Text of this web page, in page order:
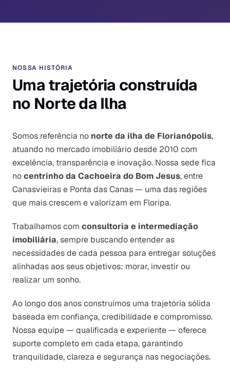
NOSSA HISTÓRIA
Uma trajetória construída
no Norte da Ilha
Somos referência no norte da ilha de Florianópolis,
atuando no mercado imobiliário desde 2010 com
excelência, transparência e inovação. Nossa sede fica
nocentrinho da Cachoeira do Bom Jesus, entre
Canasvieiras e Ponta das Canas — uma das regiões
que mais crescem e valorizam em Floripa.
Trabalhamos com consultoria e intermediação
imobiliária, sempre buscando entender as
necessidades de cada pessoa para entregar soluções
alinhadas aos seus objetivos: morar, investir ou
realizar um sonho.
Ao longo dos anos construímos uma trajetória sólida
baseada em confiança, credibilidade e compromisso.
Nossa equipe — qualificada e experiente — oferece
suporte completo em cada etapa, garantindo
tranquilidade, clareza e segurança nas negociações.